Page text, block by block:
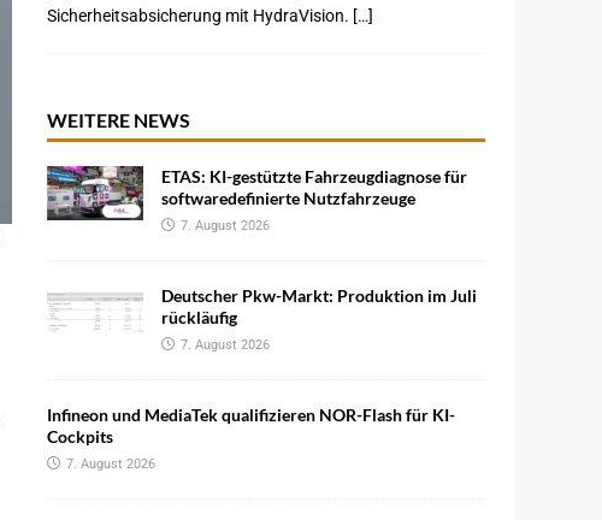
Sicherheitsabsicherung mit HydraVision. […]
WEITERE NEWS
ETAS: KI-gestützte Fahrzeugdiagnose für
softwaredefinierte Nutzfahrzeuge
7. August 2026
Deutscher Pkw-Markt: Produktion im Juli
rückläufig
7. August 2026
Infineon und MediaTek qualifizieren NOR-Flash für KI-
Cockpits
7. August 2026